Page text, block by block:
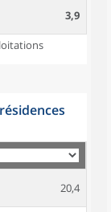
3,9
20,4